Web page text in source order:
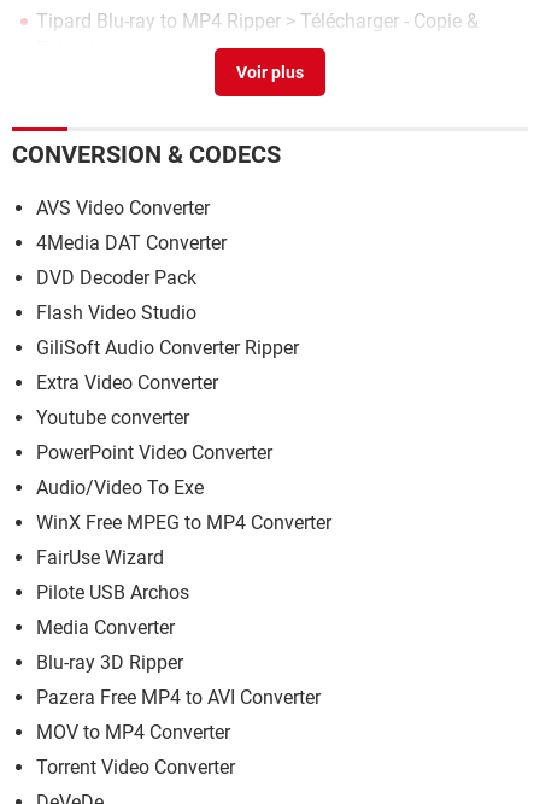
Tipard Blu-ray to MP4 Ripper > Télécharger - Copie &
Tipard iphone to PC Transfer> Télécharger - Divers
CONVERSION & CODECS
AVS Video Converter
4Media DAT Converter
DVD Decoder Pack
Flash Video Studio
GiliSoft Audio Converter Ripper
Extra Video Converter
Youtube converter
PowerPoint Video Converter
Audio/Video To Exe
WinX Free MPEG to MP4 Converter
FairUse Wizard
Pilote USB Archos
Media Converter
Blu-ray 3D Ripper
Pazera Free MP4 to AVI Converter
MOV to MP4 Converter
Torrent Video Converter